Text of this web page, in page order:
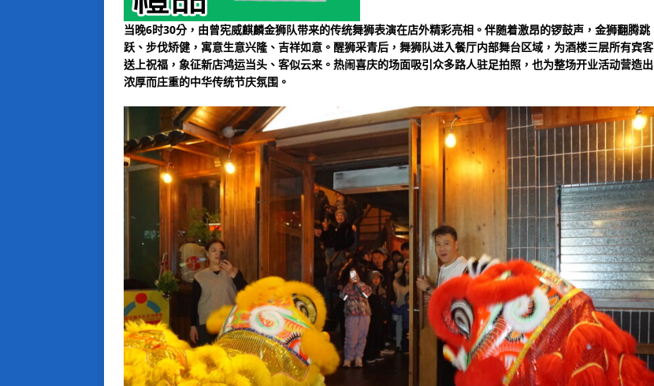
当晚6时30分，由曾宪威麒麟金狮队带来的传统舞狮表演在店外精彩亮相。伴随着激昂的锣鼓声，金狮翻腾跳
跃、步伐矫健，寓意生意兴隆、吉祥如意。醒狮采青后，舞狮队进入餐厅内部舞台区域，为酒楼三层所有宾客
送上祝福，象征新店鸿运当头、客似云来。热闹喜庆的场面吸引众多路人驻足拍照，也为整场开业活动营造出
浓厚而庄重的中华传统节庆氛围。